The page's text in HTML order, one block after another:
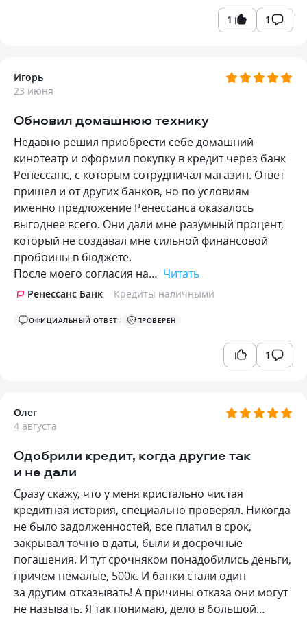
1 1
Игорь
23 июня
Обновил домашнюю технику
Недавно решил приобрести себе домашний
кинотеатр и оформил покупку в кредит через банк
Ренессанс, с которым сотрудничал магазин. Ответ
пришел и от других банков, но по условиям
именно предложение Ренессанса оказалось
выгоднее всего. Они дали мне разумный процент,
который не создавал мне сильной финансовой
пробоины в бюджете.
После моего согласия на… Читать
Ренессанс Банк Кредиты наличными
ОФИЦИАЛЬНЫЙ ОТВЕТ ПРОВЕРЕН
1
Олег
4 августа
Одобрили кредит, когда другие так
и не дали
Сразу скажу, что у меня кристально чистая
кредитная история, специально проверял. Никогда
не было задолженностей, все платил в срок,
закрывал точно в даты, были и досрочные
погашения. И тут срочняком понадобились деньги,
причем немалые, 500к. И банки стали один
за другим отказывать! А причины отказа они могут
не называть. Я так понимаю, дело в большой…